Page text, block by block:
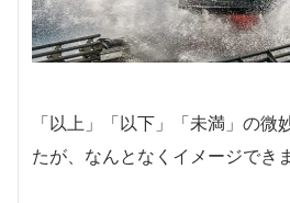
「以上」「以下」「未満」の微
たが、なんとなくイメージでき